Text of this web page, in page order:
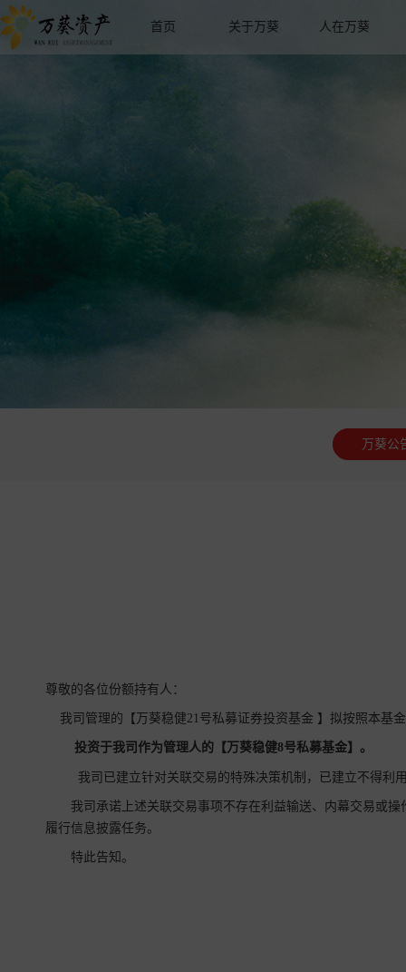
首页 关于万葵 人在万葵
万葵公
尊敬的各位份额持有人：
我司管理的【万葵稳健21号私募证券投资基金 】拟按照本基
投资于我司作为管理人的【 万葵稳健8号私募基金】。
我司已建立针对关联交易的特殊决策机制，已建立不得利
我司承诺上述关联交易事项不存在利益输送、内幕交易或
履行信息披露任务。
特此告知。